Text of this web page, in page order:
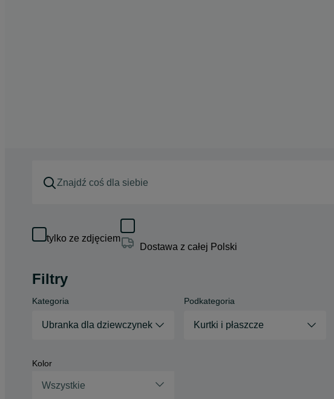
tylko ze zdjęciem
Dostawa z całej Polski
Filtry
Kategoria
Ubranka dla dziewczynek
Podkategoria
Kurtki i płaszcze
Kolor
Wszystkie